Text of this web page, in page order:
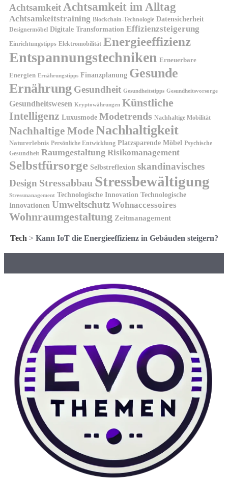
AchtsamkeitAchtsamkeit im Alltag
Achtsamkeitstraining Blockchain-Technologie Datensicherheit
Designermöbel Digitale Transformation Effizienzsteigerung
Einrichtungstipps Elektromobilität Energieeffizienz
Entspannungstechniken Erneuerbare
Energien Ernährungstipps Finanzplanung Gesunde
Ernährung Gesundheit Gesundheitstipps Gesundheitsvorsorge
Gesundheitswesen Kryptowährungen Künstliche
Intelligenz Luxusmode Modetrends Nachhaltige Mobilität
Nachhaltige ModeNachhaltigkeit
Naturerlebnis Persönliche Entwicklung Platzsparende Möbel Psychische
Gesundheit Raumgestaltung Risikomanagement
Selbstfürsorge Selbstreflexion skandinavisches
Design Stressabbau Stressbewältigung
Stressmanagement Technologische Innovation Technologische
Innovationen Umweltschutz Wohnaccessoires
Wohnraumgestaltung Zeitmanagement
Tech > Kann IoT die Energieeffizienz in Gebäuden steigern?